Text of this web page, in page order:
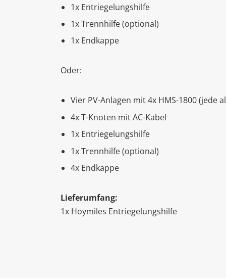
1x Entriegelungshilfe
1x Trennhilfe (optional)
1x Endkappe
Oder:
Vier PV-Anlagen mit 4x HMS-1800 (jede
4x T-Knoten mit AC-Kabel
1x Entriegelungshilfe
1x Trennhilfe (optional)
4x Endkappe
Lieferumfang:
1x Hoymiles Entriegelungshilfe